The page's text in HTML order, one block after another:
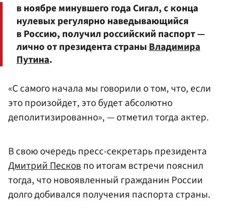
в ноябре минувшего года Сигал, с конца
нулевых регулярно наведывающийся
в Россию, получил российский паспорт —
лично от президента страныВладимира
Путина.
«С самого начала мы говорили о том, что, если
это произойдет, это будет абсолютно
деполитизированно», — отметил тогда актер.
В свою очередь пресс-секретарь президента
Дмитрий Песковпо итогам встречи пояснил
тогда, что новоявленный гражданин России
долго добивался получения паспорта страны.